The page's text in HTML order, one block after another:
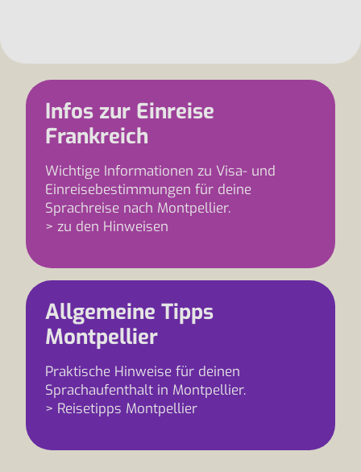
Infos zur Einreise
Frankreich
Wichtige Informationen zu Visa- und
Einreisebestimmungen für deine
Sprachreise nach Montpellier.
> zu den Hinweisen
Allgemeine Tipps
Montpellier
Praktische Hinweise für deinen
Sprachaufenthalt in Montpellier.
> Reisetipps Montpellier